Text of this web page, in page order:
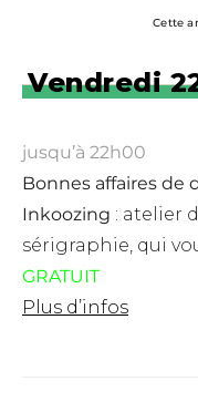
Cette
Vendredi
jusqu’à 22h00
Bonnes affaires de
Inkoozing : atelier
sérigraphie, qui
GRATUIT
Plus d’infos